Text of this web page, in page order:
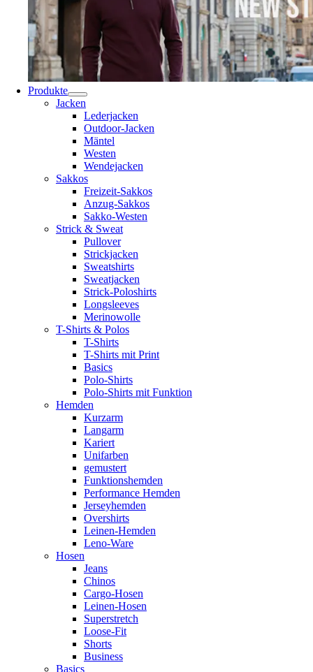
Produkte
Jacken
Lederjacken
Outdoor-Jacken
Mäntel
Westen
Wendejacken
Sakkos
Freizeit-Sakkos
Anzug-Sakkos
Sakko-Westen
Strick & Sweat
Pullover
Strickjacken
Sweatshirts
Sweatjacken
Strick-Poloshirts
Longsleeves
Merinowolle
T-Shirts & Polos
T-Shirts
T-Shirts mit Print
Basics
Polo-Shirts
Polo-Shirts mit Funktion
Hemden
Kurzarm
Langarm
Kariert
Unifarben
gemustert
Funktionshemden
Performance Hemden
Jerseyhemden
Overshirts
Leinen-Hemden
Leno-Ware
Hosen
Jeans
Chinos
Cargo-Hosen
Leinen-Hosen
Superstretch
Loose-Fit
Shorts
Business
Basics